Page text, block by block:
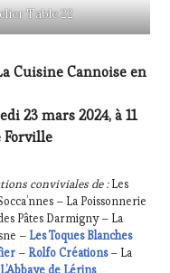
Table 22
Cuisine Cannoise en
23 mars 2024, à 11
Forville
conviviales de :Les
– La Poissonnerie
Pâtes Darmigny – La
– Les Toques Blanches
– Rolfo Créations– La
L’Abbaye de Lérins